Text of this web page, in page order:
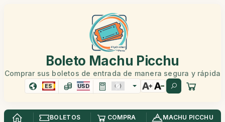
Boleto Machu Picchu
Comprar sus boletos de entrada de manera segura y rápida
ES USD
BOLETOS COMPRA
MACHU PICCHU